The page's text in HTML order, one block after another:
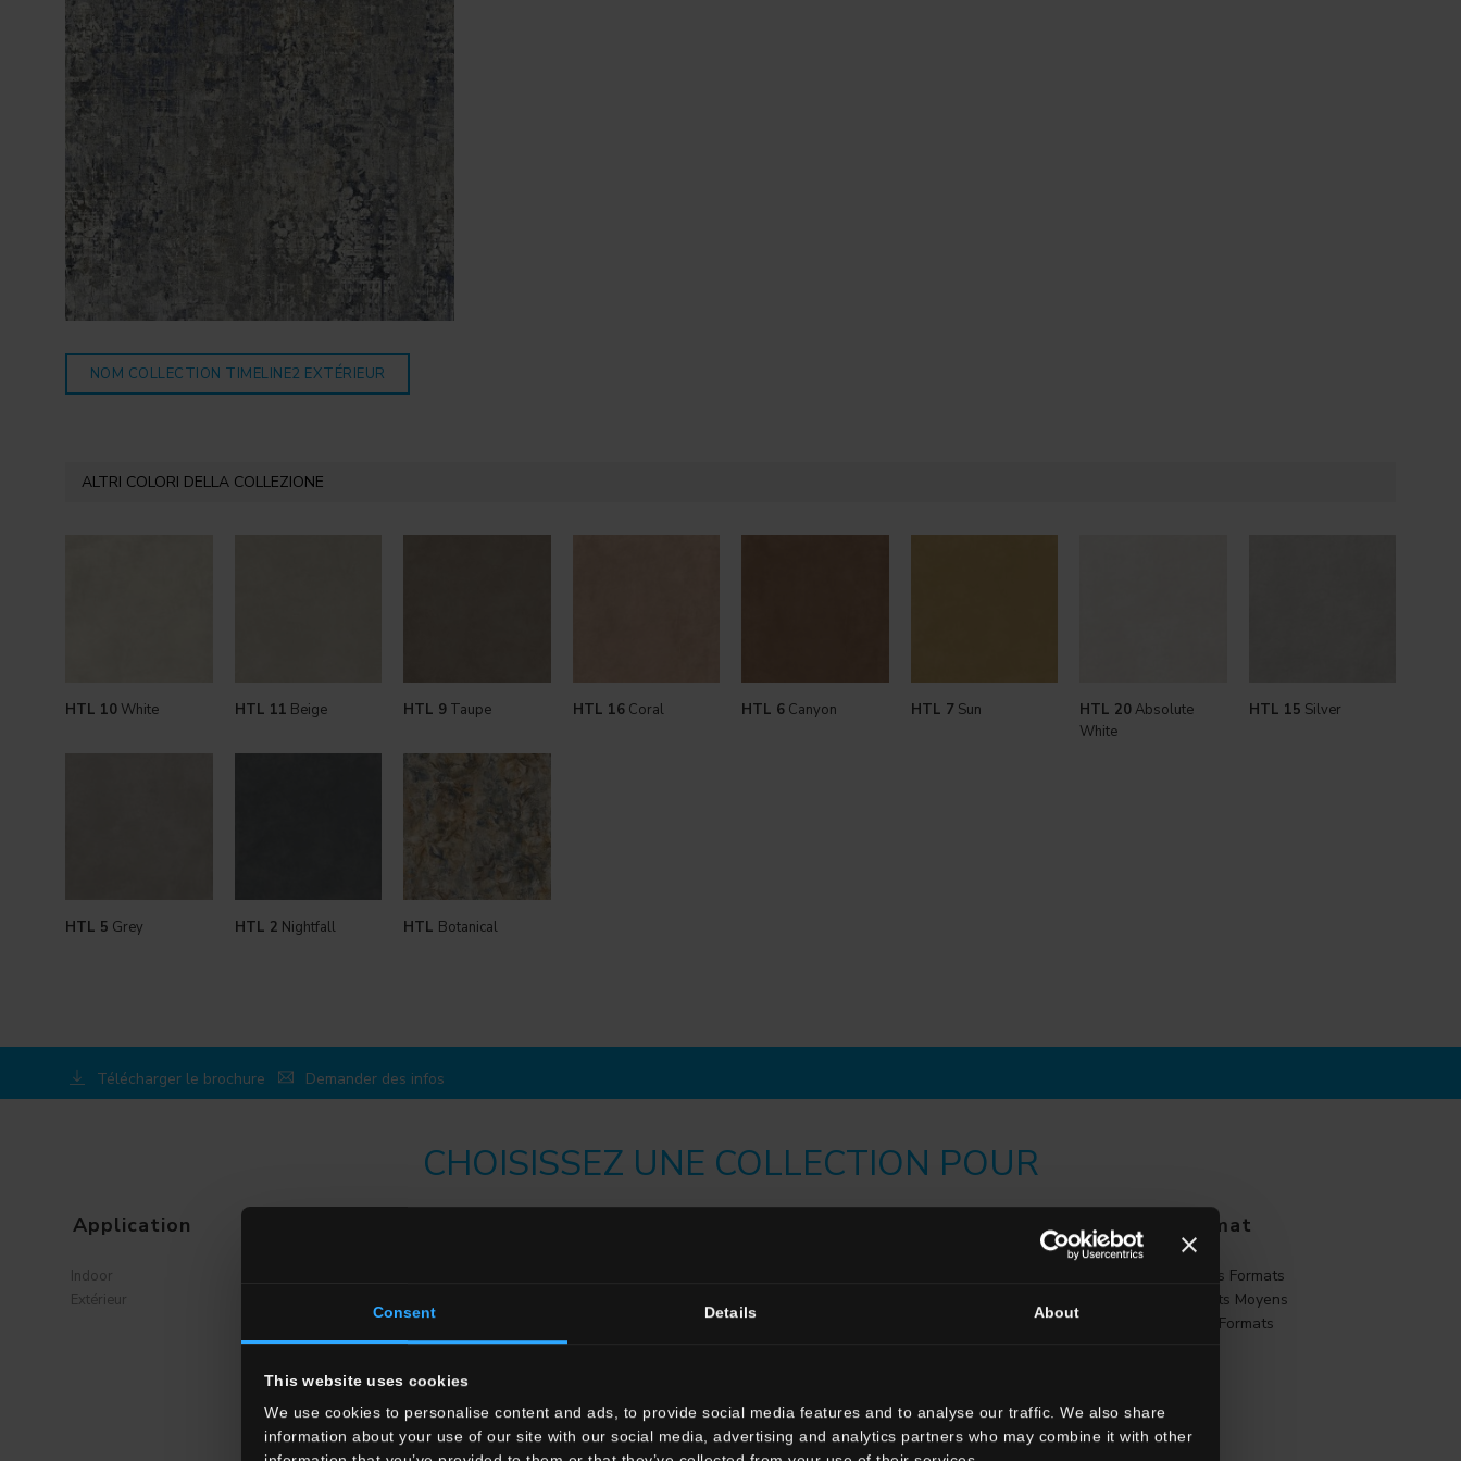
Consent Details About
This website uses cookies
We use cookies to personalise content and ads, to provide social media features and to analyse our traffic. We also share
information about your use of our site with our social media, advertising and analytics partners who may combine it with other
NOM COLLECTION TIMELINE2 EXTÉRIEUR
ALTRI COLORI DELLA COLLEZIONE
HTL 10 White HTL 11 Beige HTL 9 Taupe HTL 16Coral HTL 6 Canyon HTL 7Sun HTL 20Absolute
White
HTL 15 Silver
HTL 5 Grey HTL 2 Nightfall HTL Botanical
Télécharger le brochure Demander des infos
CHOISISSEZ UNE COLLECTION POUR
Application
Indoor
Extérieur
Cuisine
Chambre à coucher
Salle des bains
Format
Grands Formats
Formats Moyens
Petits Formats